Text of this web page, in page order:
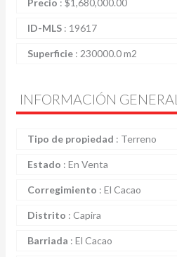
ID-MLS : 19617
Superficie : 230000.0 m2
INFORMACIÓN GENERAL
Tipo de propiedad : Terreno
Estado : En Venta
Corregimiento : El Cacao
Distrito : Capira
Barriada : El Cacao